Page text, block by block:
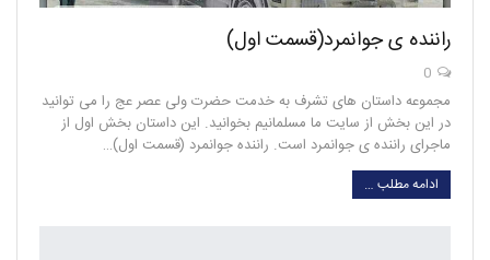
راننده ی جوانمرد(قسمت اول)
مجموعه داستان های تشرف به خدمت حضرت ولی عصر عج را می توانید
در این بخش از سایت ما مسلمانیم بخوانید. این داستان بخش اول از
ماجرای راننده ی جوانمرد است. راننده جوانمرد (قسمت اول)…
ادامه مطلب …